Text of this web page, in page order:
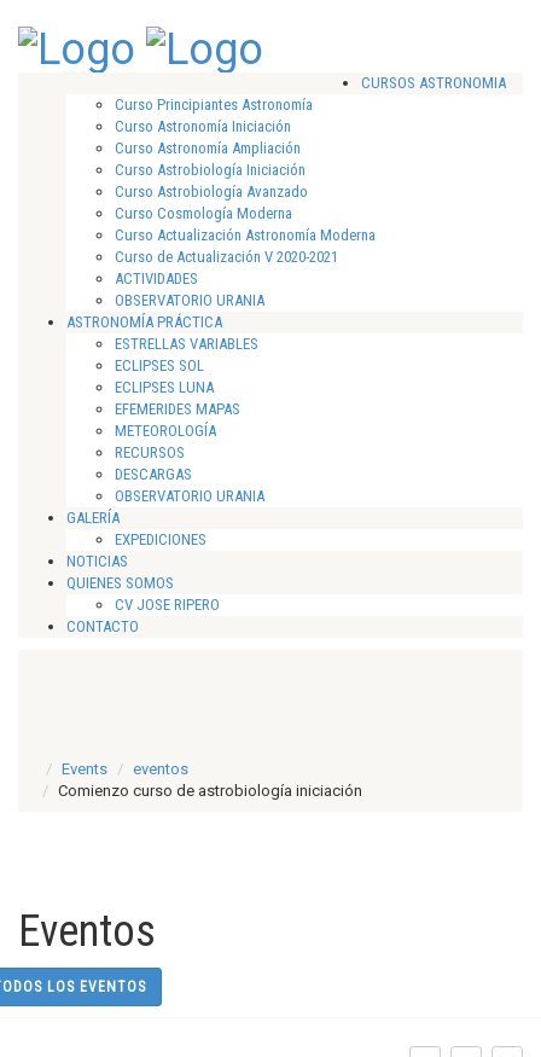
CURSOS ASTRONOMIA
Curso Principiantes Astronomía
Curso Astronomía Iniciación
Curso Astronomía Ampliación
Curso Astrobiología Iniciación
Curso Astrobiología Avanzado
Curso Cosmología Moderna
Curso Actualización Astronomía Moderna
Curso de Actualización V 2020-2021
ACTIVIDADES
OBSERVATORIO URANIA
ASTRONOMÍA PRÁCTICA
ESTRELLAS VARIABLES
ECLIPSES SOL
ECLIPSES LUNA
EFEMERIDES MAPAS
METEOROLOGÍA
RECURSOS
DESCARGAS
OBSERVATORIO URANIA
GALERÍA
EXPEDICIONES
NOTICIAS
QUIENES SOMOS
CV JOSE RIPERO
CONTACTO
Events
eventos
Comienzo curso de astrobiología iniciación
Eventos
LOS EVENTOS